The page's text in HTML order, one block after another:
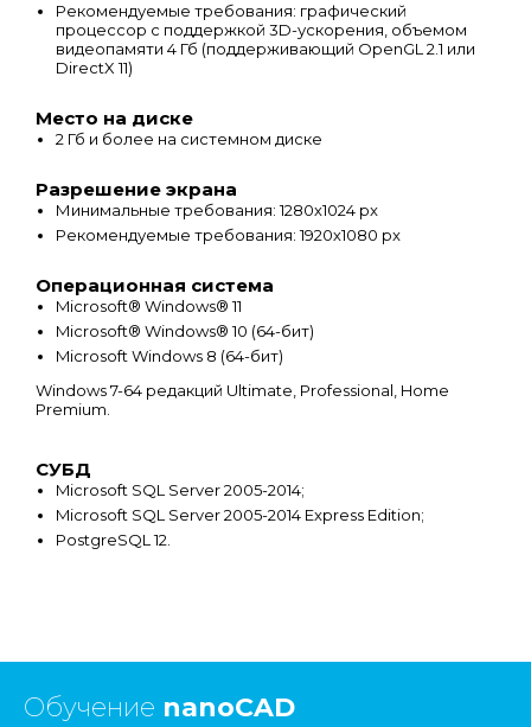
Рекомендуемые требования: графический
процессор с поддержкой 3D-ускорения, объемом
видеопамяти 4 Гб (поддерживающий OpenGL 2.1 или
DirectX 11)
Место на диске
2 Гб и более на системном диске
Разрешение экрана
Минимальные требования: 1280х1024 px
Рекомендуемые требования: 1920х1080 px
Операционная система
Microsoft® Windows® 11
Microsoft® Windows® 10 (64-бит)
Microsoft Windows 8 (64-бит)
Windows 7-64 редакций Ultimate, Professional, Home
Premium.
СУБД
Microsoft SQL Server 2005-2014;
Microsoft SQL Server 2005-2014 Express Edition;
PostgreSQL 12.
Обучение nanoCAD